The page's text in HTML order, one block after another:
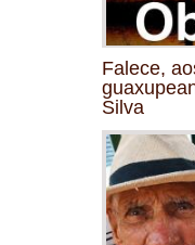
Falece,
Silva